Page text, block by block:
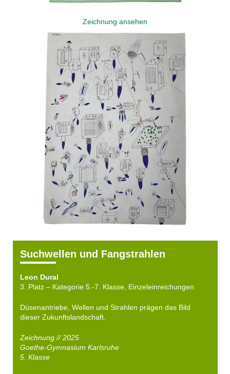
Zeichnung ansehen
Suchwellen und Fangstrahlen
Leon Dural
3. Platz – Kategorie 5.-7. Klasse, Einzeleinreichungen
Düsenantriebe, Wellen und Strahlen prägen das Bild
dieser Zukunftslandschaft.
Zeichnung // 2025
Goethe-Gymnasium Karlsruhe
5. Klasse